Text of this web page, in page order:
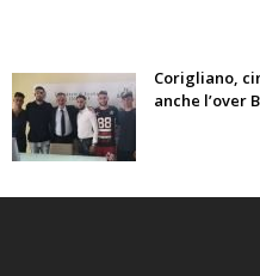
Corigliano,
anche l’over